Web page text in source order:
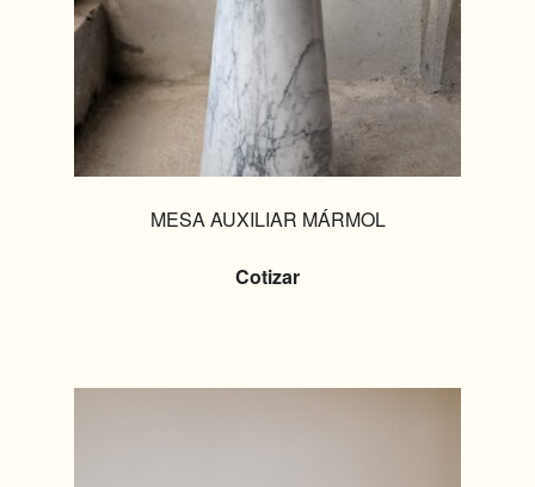
MESA AUXILIAR MÁRMOL
Cotizar